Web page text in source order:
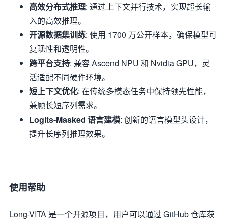
高效分布式推理: 通过上下文并行技术，实现超长输
入的高效推理。
开源数据集训练: 使用 1700 万公开样本，确保模型可
复现性和透明性。
跨平台支持: 兼容 Ascend NPU 和 Nvidia GPU，灵
活适配不同硬件环境。
短上下文优化: 在传统多模态任务中保持领先性能，
兼顾长短序列需求。
Logits-Masked 语言建模: 创新的语言模型头设计，
提升长序列推理效果。
使用帮助
Long-VITA 是一个开源项目，用户可以通过 GitHub 仓库获